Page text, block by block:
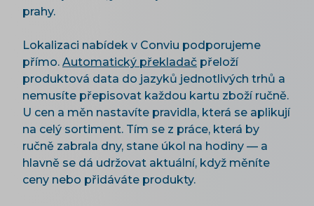
prahy.
Lokalizaci nabídek v Conviu podporujeme
přímo. Automatický překladač přeloží
produktová data do jazyků jednotlivých trhů a
nemusíte přepisovat každou kartu zboží ručně.
U cen a měn nastavíte pravidla, která se aplikují
na celý sortiment. Tím se z práce, která by
ručně zabrala dny, stane úkol na hodiny — a
hlavně se dá udržovat aktuální, když měníte
ceny nebo přidáváte produkty.